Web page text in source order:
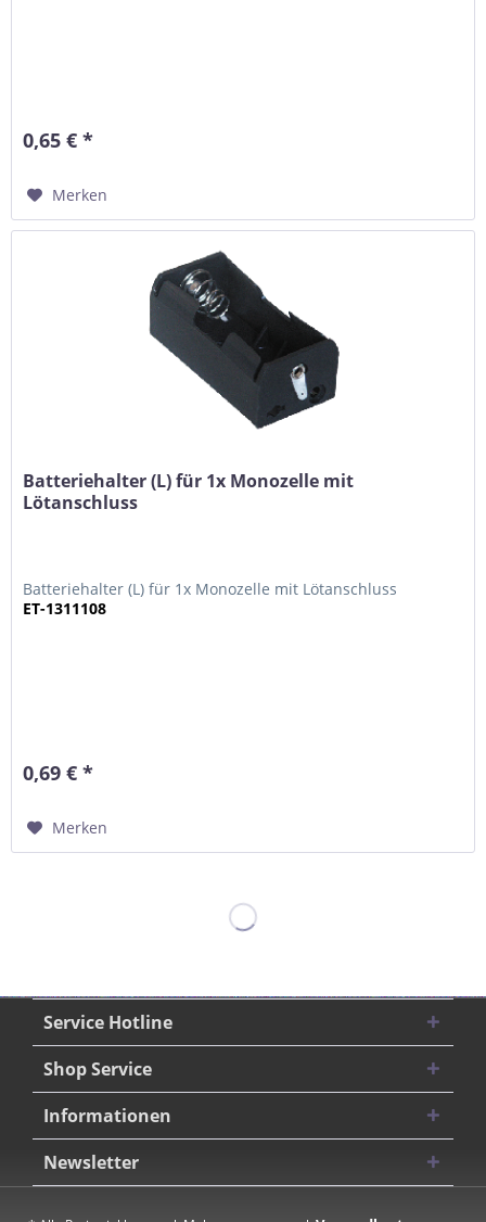
0,65 € *
Merken
Batteriehalter (L) für 1x Monozelle mit
Lötanschluss
Batteriehalter (L) für 1x Monozelle mit Lötanschluss
ET-1311108
0,69 € *
Merken
Service Hotline
Shop Service
Informationen
Newsletter